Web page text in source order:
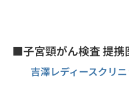
■子宮頸がん検査 提携
吉澤レディースクリ